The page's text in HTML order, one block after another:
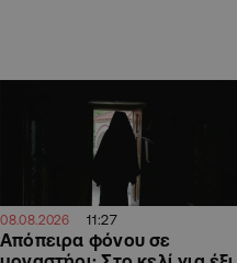
08.08.2026 11:27
Απόπειρα φόνου σε